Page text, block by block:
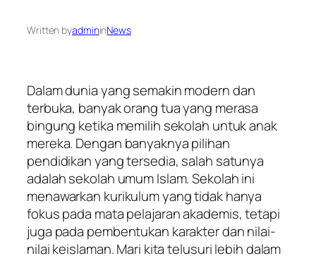
Written byadmininNews
Dalam dunia yang semakin modern dan
terbuka, banyak orang tua yang merasa
bingung ketika memilih sekolah untuk anak
mereka. Dengan banyaknya pilihan
pendidikan yang tersedia, salah satunya
adalah sekolah umum Islam. Sekolah ini
menawarkan kurikulum yang tidak hanya
fokus pada mata pelajaran akademis, tetapi
juga pada pembentukan karakter dan nilai-
nilai keislaman. Mari kita telusuri lebih dalam